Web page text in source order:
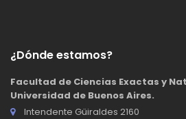
¿Dónde estamos?
Facultad de Ciencias Exactas y
Universidad de Buenos Aires.
Intendente Güiraldes 2160